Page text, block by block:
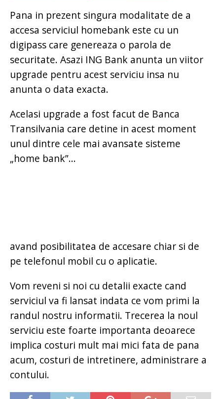
Pana in prezent singura modalitate de a
accesa serviciul homebank este cu un
digipass care genereaza o parola de
securitate. Asazi ING Bank anunta un viitor
upgrade pentru acest serviciu insa nu
anunta o data exacta.
Acelasi upgrade a fost facut de Banca
Transilvania care detine in acest moment
unul dintre cele mai avansate sisteme
„home bank”...
avand posibilitatea de accesare chiar si de
pe telefonul mobil cu o aplicatie.
Vom reveni si noi cu detalii exacte cand
serviciul va fi lansat indata ce vom primi la
randul nostru informatii. Trecerea la noul
serviciu este foarte importanta deoarece
implica costuri mult mai mici fata de pana
acum, costuri de intretinere, administrare a
contului.